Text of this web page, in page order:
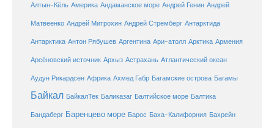
Алтын-Кёль Америка Андаманское море Андрей Генин Андрей
Матвеенко Андрей Митрохин Андрей Стремберг Антарктида
Антарктика Антон Рябушев Аргентина Ари-атолл Арктика Армения
Арсёновский источник Архыз Астрахань Атлантический океан
Аудун Рикардсен Африка Ахмед Габр Багамские острова Багамы
Байкал БайкалТек Баликазаг Балтийское море Балтика
Бандаберг Баренцево море Барос Баха-Калифорния Бахрейн